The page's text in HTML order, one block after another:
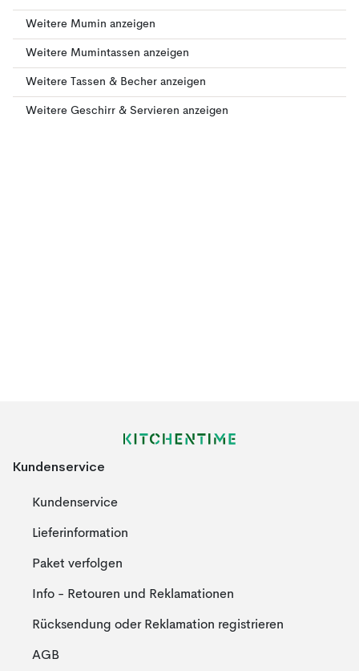
Weitere Mumin anzeigen
Weitere Mumintassen anzeigen
Weitere Tassen & Becher anzeigen
Weitere Geschirr & Servieren anzeigen
Kundenservice
Kundenservice
Lieferinformation
Paket verfolgen
Info - Retouren und Reklamationen
Rücksendung oder Reklamation registrieren
AGB